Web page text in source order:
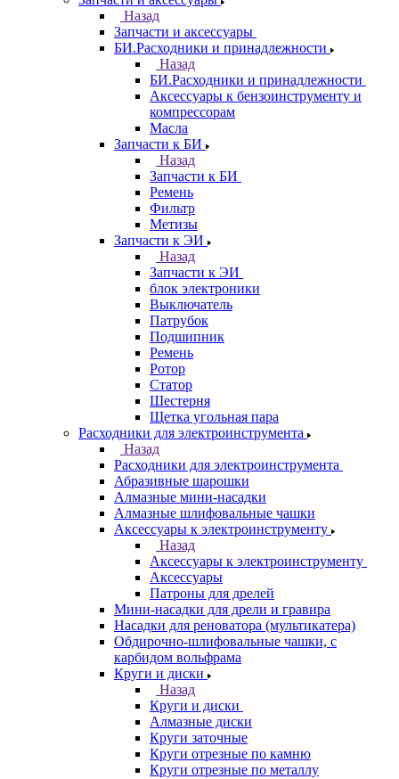
Назад
Запчасти и аксессуары
БИ.Расходники и принадлежности
Назад
БИ.Расходники и принадлежности
Аксессуары к бензоинструменту и
компрессорам
Масла
Запчасти к БИ
Назад
Запчасти к БИ
Ремень
Фильтр
Метизы
Запчасти к ЭИ
Назад
Запчасти к ЭИ
блок электроники
Выключатель
Патрубок
Подшипник
Ремень
Ротор
Статор
Шестерня
Щетка угольная пара
Расходники для электроинструмента
Назад
Расходники для электроинструмента
Абразивные шарошки
Алмазные мини-насадки
Алмазные шлифовальные чашки
Аксессуары к электроинструменту
Назад
Аксессуары к электроинструменту
Аксессуары
Патроны для дрелей
Мини-насадки для дрели и гравира
Насадки для реноватора (мультикатера)
Обдирочно-шлифовальные чашки, с
карбидом вольфрама
Круги и диски
Назад
Круги и диски
Алмазные диски
Круги заточные
Круги отрезные по камню
Круги отрезные по металлу